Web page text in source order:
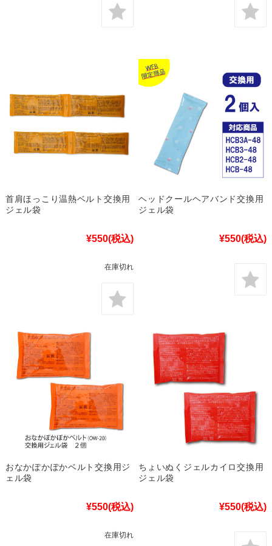
首肩ほっこり温熱ベルト交換用
ジェル袋
¥550(税込)
在庫切れ
ヘッドクールヘアバンド交換用
ジェル袋
¥550(税込)
おなかぽかぽかベルト交換用ジ
ェル袋
¥550(税込)
在庫切れ
ちょいぬくジェルカイロ交換用
ジェル袋
¥550(税込)